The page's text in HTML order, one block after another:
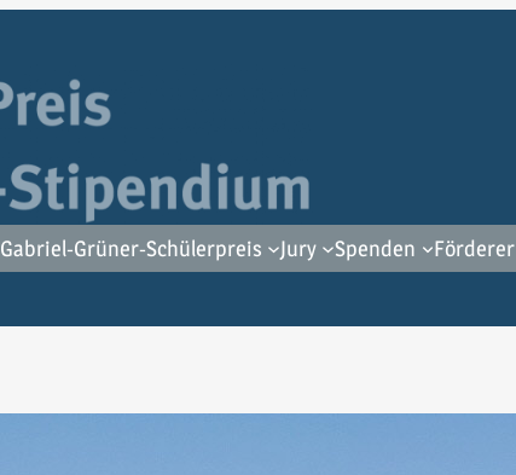
Gabriel-Grüner-Schülerpreis Jury Spenden Förderer